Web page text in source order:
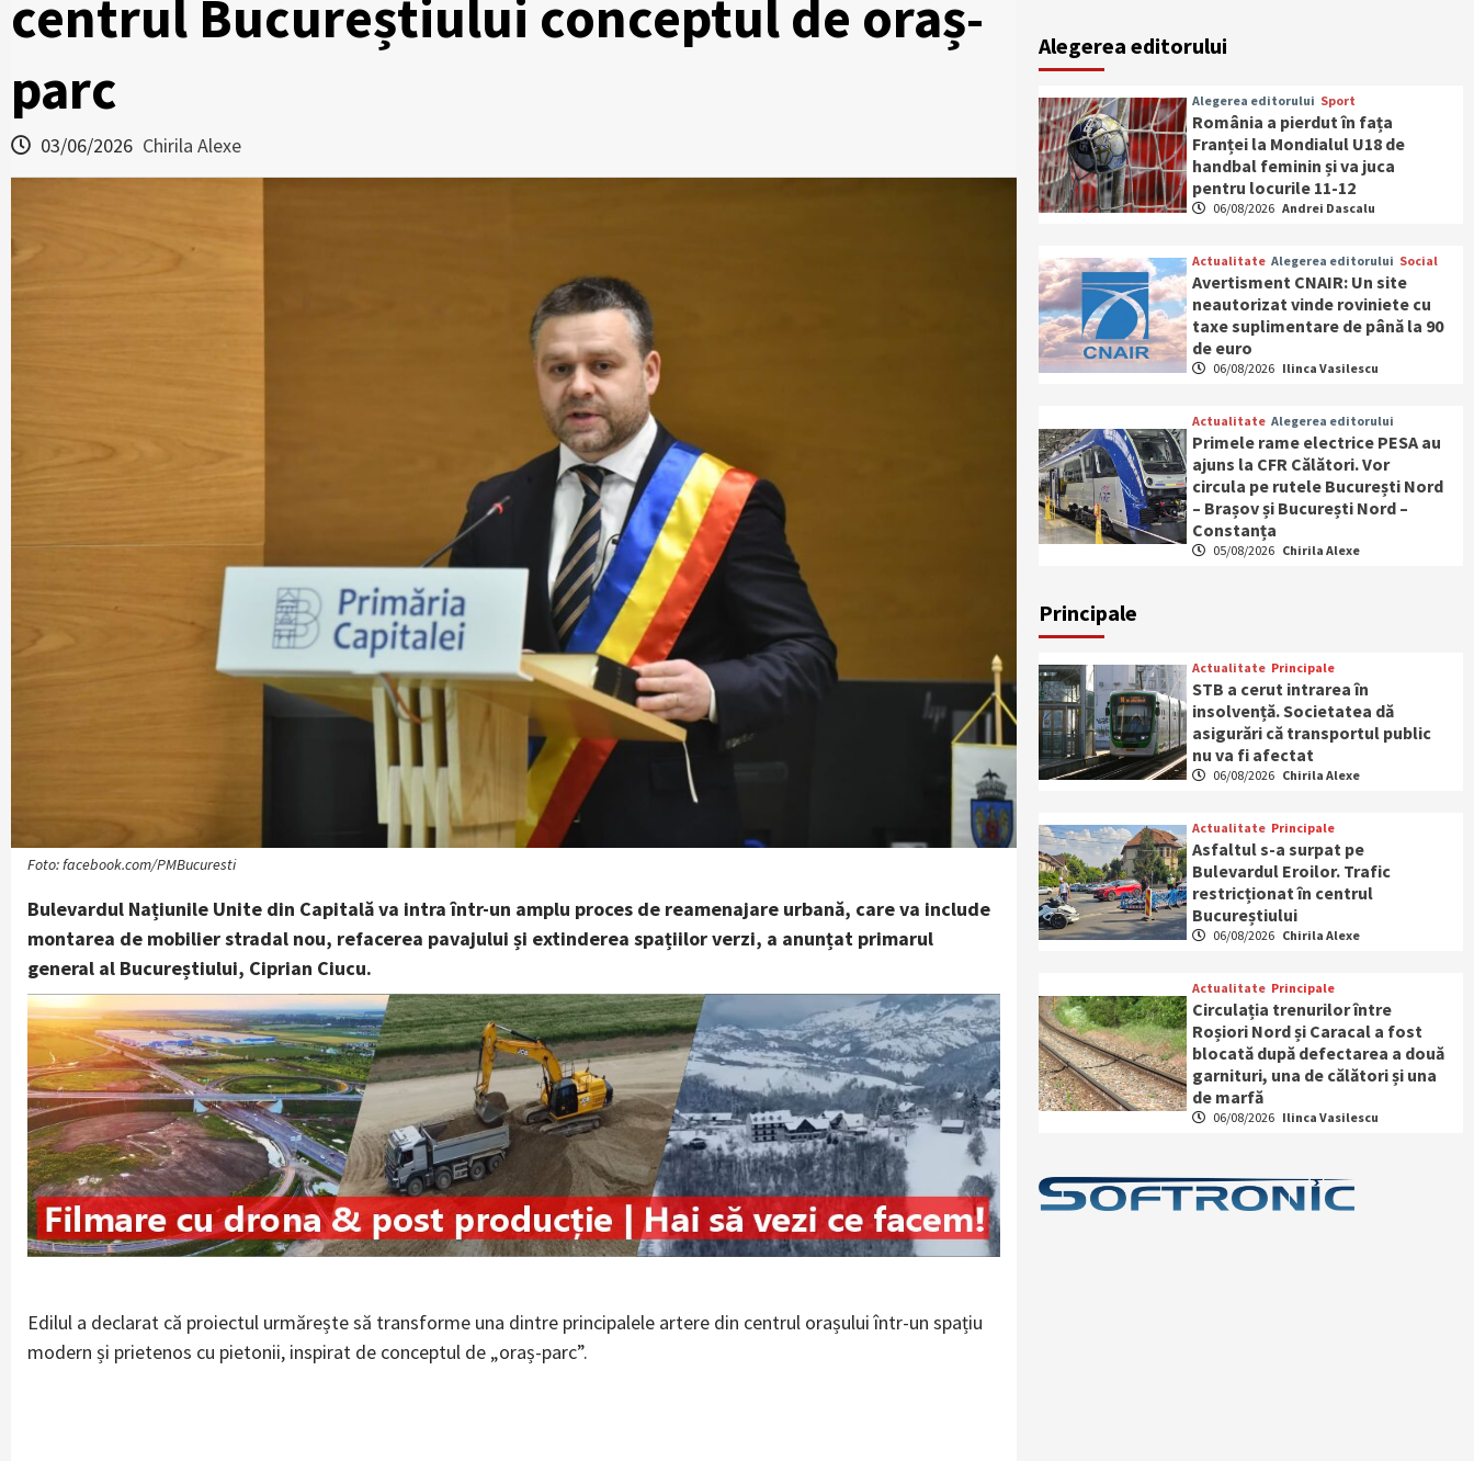
centrul Bucureștiului conceptul de oraș-
parc
03/06/2026 Chirila Alexe
Foto: facebook.com/PMBucuresti
Bulevardul Națiunile Unite din Capitală va intra într-un amplu proces de reamenajare urbană, care va include
montarea de mobilier stradal nou, refacerea pavajului și extinderea spațiilor verzi, a anunțat primarul
general al Bucureștiului, Ciprian Ciucu.
Edilul a declarat că proiectul urmărește să transforme una dintre principalele artere din centrul orașului într-un spațiu
modern și prietenos cu pietonii, inspirat de conceptul de „oraș-parc”.
Alegerea editorului
Alegerea editorului Sport
România a pierdut în fața
Franței la Mondialul U18 de
handbal feminin și va juca
pentru locurile 11-12
06/08/2026 Andrei Dascalu
Actualitate Alegerea editorului Social
Avertisment CNAIR: Un site
neautorizat vinde roviniete cu
taxe suplimentare de până la 90
de euro
06/08/2026 Ilinca Vasilescu
Actualitate Alegerea editorului
Primele rame electrice PESA au
ajuns la CFR Călători. Vor
circula pe rutele București Nord
– Brașov și București Nord –
Constanța
05/08/2026 Chirila Alexe
Principale
Actualitate Principale
STB a cerut intrarea în
insolvență. Societatea dă
asigurări că transportul public
nu va fi afectat
06/08/2026 Chirila Alexe
Actualitate Principale
Asfaltul s-a surpat pe
Bulevardul Eroilor. Trafic
restricționat în centrul
Bucureștiului
06/08/2026 Chirila Alexe
Actualitate Principale
Circulația trenurilor între
Roșiori Nord și Caracal a fost
blocată după defectarea a două
garnituri, una de călători și una
de marfă
06/08/2026 Ilinca Vasilescu